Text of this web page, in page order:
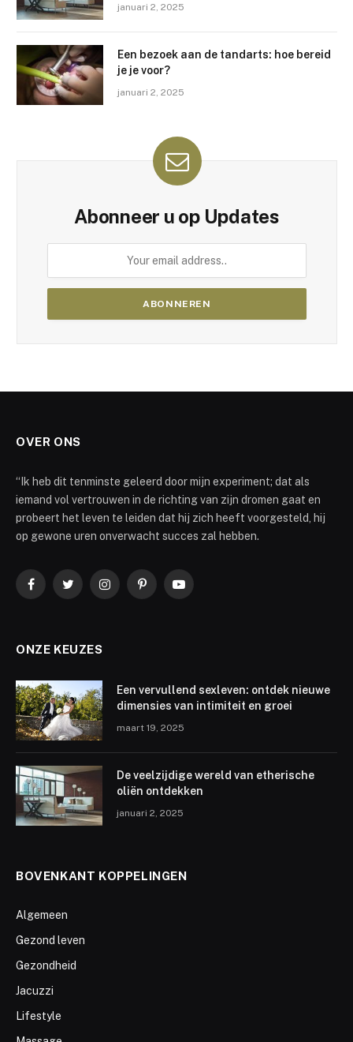
januari 2, 2025
Een bezoek aan de tandarts: hoe bereid
je je voor?
januari 2, 2025
Abonneer u op Updates
OVER ONS
“Ik heb dit tenminste geleerd door mijn experiment; dat als
iemand vol vertrouwen in de richting van zijn dromen gaat en
probeert het leven te leiden dat hij zich heeft voorgesteld, hij
op gewone uren onverwacht succes zal hebben.
FacebookTwitterInstagramPinterestYouTube
ONZE KEUZES
Een vervullend sexleven: ontdek nieuwe
dimensies van intimiteit en groei
maart 19, 2025
De veelzijdige wereld van etherische
oliën ontdekken
januari 2, 2025
BOVENKANT KOPPELINGEN
Algemeen
Gezond leven
Gezondheid
Jacuzzi
Lifestyle